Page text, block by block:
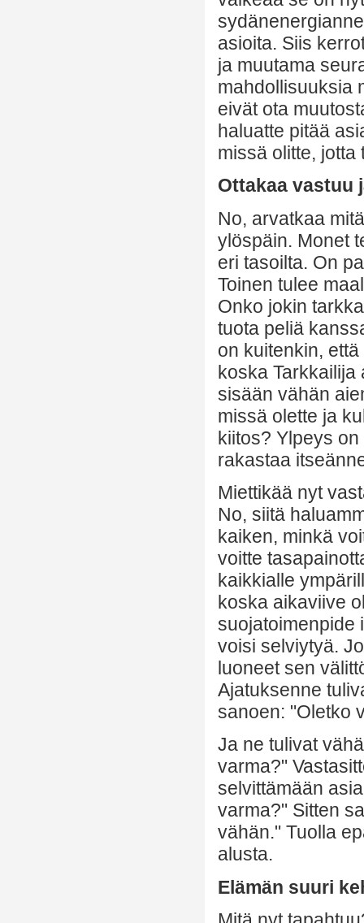
asioita. Siis
ja muutama
mahdollisuuksia
eivät ota
haluatte pitää
missä olitte, jotta
Ottakaa vastuu
No, arvatkaa
ylöspäin. Monet
eri tasoilta. On
Toinen tulee
Onko jokin
tuota peliä
on kuitenkin,
koska Tarkkailija
sisään vähän
missä olette ja
kiitos? Ylpeys
rakastaa
Miettikää nyt
No, siitä
kaiken, minkä
voitte
kaikkialle
koska aikaviive
suojatoimenpide
voisi selviytyä.
luoneet sen
Ajatuksenne
sanoen: "Oletko
Ja ne tulivat
varma?"
selvittämään
varma?" Sitten
vähän." Tuolla
alusta.
Elämän suuri